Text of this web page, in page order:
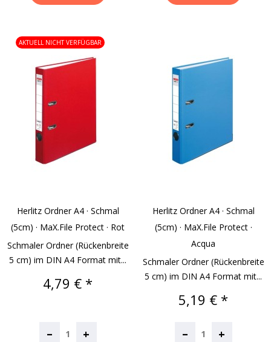
Herlitz Ordner A4 · Schmal
(5cm) · MaX.file Protect · Rot
Schmaler Ordner (Rückenbreite
5 cm) im DIN A4 Format mit...
Preis
4,79 € *
– +
AKTUELL NICHT VERFÜGBAR
Herlitz Ordner A4 · Schmal
(5cm) · MaX.file Protect ·
Acqua
Schmaler Ordner (Rückenbreite
5 cm) im DIN A4 Format mit...
Preis
5,19 € *
– +